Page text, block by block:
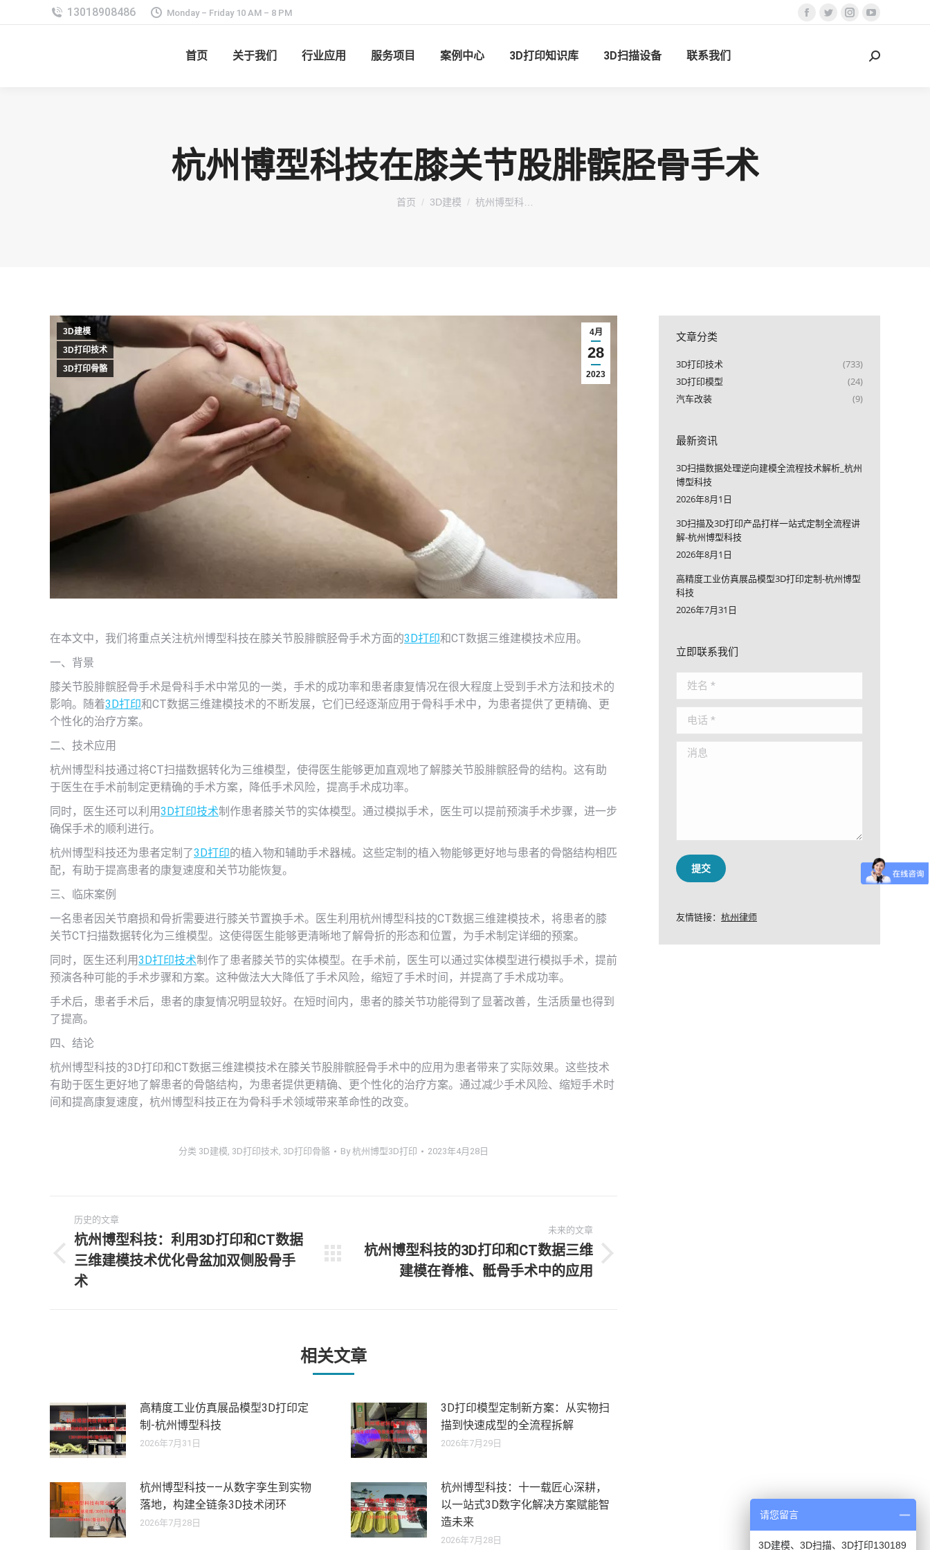
Monday – Friday 10 AM – 8 PM
Facebook
TwitterInstagram
在
首页 关于我们 行业应用 服务项目 案例中心 3D打印知识库 3D扫描设备 联系我们
搜
杭州博型科技在膝关节股腓髌胫骨手术
您在这里：
首页 3D建模 杭州博型科…
4月
28
2023
3D建模
3D打印技术
3D打印骨骼
在本文中，我们将重点关注杭州博型科技在膝关节股腓髌胫骨手术方面的3D打印和CT数据三维建模技术应用。
一、背景
膝关节股腓髌胫骨手术是骨科手术中常见的一类，手术的成功率和患者康复情况在很大程度上受到手术方法和技术的
影响。随着3D打印和CT数据三维建模技术的不断发展，它们已经逐渐应用于骨科手术中，为患者提供了更精确、更
个性化的治疗方案。
二、技术应用
杭州博型科技通过将CT扫描数据转化为三维模型，使得医生能够更加直观地了解膝关节股腓髌胫骨的结构。这有助
于医生在手术前制定更精确的手术方案，降低手术风险，提高手术成功率。
同时，医生还可以利用3D打印技术制作患者膝关节的实体模型。通过模拟手术，医生可以提前预演手术步骤，进一步
确保手术的顺利进行。
杭州博型科技还为患者定制了3D打印的植入物和辅助手术器械。这些定制的植入物能够更好地与患者的骨骼结构相匹
配，有助于提高患者的康复速度和关节功能恢复。
三、临床案例
一名患者因关节磨损和骨折需要进行膝关节置换手术。医生利用杭州博型科技的CT数据三维建模技术，将患者的膝
关节CT扫描数据转化为三维模型。这使得医生能够更清晰地了解骨折的形态和位置，为手术制定详细的预案。
同时，医生还利用3D打印技术制作了患者膝关节的实体模型。在手术前，医生可以通过实体模型进行模拟手术，提前
预演各种可能的手术步骤和方案。这种做法大大降低了手术风险，缩短了手术时间，并提高了手术成功率。
手术后，患者手术后，患者的康复情况明显较好。在短时间内，患者的膝关节功能得到了显著改善，生活质量也得到
了提高。
四、结论
杭州博型科技的3D打印和CT数据三维建模技术在膝关节股腓髌胫骨手术中的应用为患者带来了实际效果。这些技术
有助于医生更好地了解患者的骨骼结构，为患者提供更精确、更个性化的治疗方案。通过减少手术风险、缩短手术时
间和提高康复速度，杭州博型科技正在为骨科手术领域带来革命性的改变。
分类 3D建模, 3D打印技术, 3D打印骨骼 By杭州博型3D打印 2023年4月28日
章
导
历史的文章
历
史
杭州博型科技：利用3D打印和CT数据
三维建模技术优化骨盆加双侧股骨手
术
未来的文章
杭州博型科技的3D打印和CT数据三维
建模在脊椎、骶骨手术中的应用
相关文章
高精度工业仿真展品模型3D打印定
制-杭州博型科技
2026年7月31日
3D打印模型定制新方案：从实物扫
描到快速成型的全流程拆解
2026年7月29日
杭州博型科技——从数字孪生到实物
落地，构建全链条3D技术闭环
2026年7月28日
杭州博型科技：十一载匠心深耕，
以一站式3D数字化解决方案赋能智
造未来
2026年7月28日
文章分类
3D打印技术
(733)
3D打印模型
(24)
汽车改装
(9)
最新资讯
3D扫描数据处理逆向建模全流程技术解析_杭州
博型科技
2026年8月1日
3D扫描及3D打印产品打样一站式定制全流程讲
解-杭州博型科技
2026年8月1日
高精度工业仿真展品模型3D打印定制-杭州博型
科技
2026年7月31日
立即联系我们
姓名 *
电话 *
消息
提交
友情链接： 杭州律师
请您留言
3D建模、3D扫描、3D打印130189